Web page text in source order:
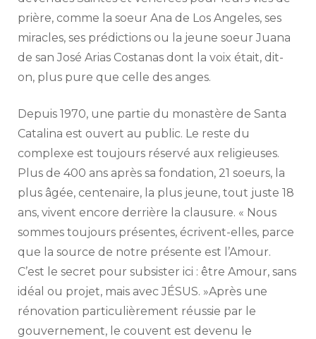
prière, comme la soeur Ana de Los Angeles, ses
miracles, ses prédictions ou la jeune soeur Juana
de san José Arias Costanas dont la voix était, dit-
on, plus pure que celle des anges.
Depuis 1970, une partie du monastère de Santa
Catalina est ouvert au public. Le reste du
complexe est toujours réservé aux religieuses.
Plus de 400 ans après sa fondation, 21 soeurs, la
plus âgée, centenaire, la plus jeune, tout juste 18
ans, vivent encore derrière la clausure. « Nous
sommes toujours présentes, écrivent-elles, parce
que la source de notre présente est l’Amour.
C’est le secret pour subsister ici : être Amour, sans
idéal ou projet, mais avec JÉSUS. »Après une
rénovation particulièrement réussie par le
gouvernement, le couvent est devenu le